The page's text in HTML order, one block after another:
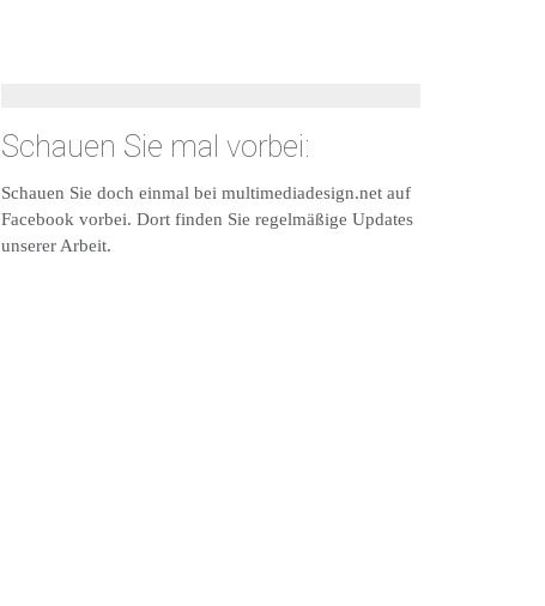
Schauen Sie mal vorbei:
Schauen Sie doch einmal bei multimediadesign.net auf
Facebook vorbei. Dort finden Sie regelmäßige Updates
unserer Arbeit.